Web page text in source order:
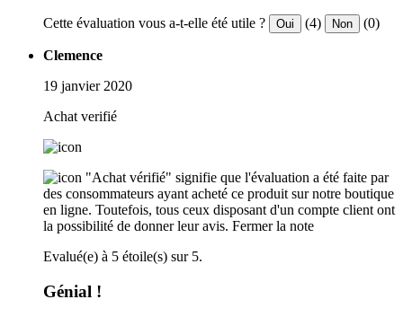
Cette évaluation vous a-t-elle été utile ? Oui (4) Non (0)
Clemence
19 janvier 2020
Achat verifié
"Achat vérifié" signifie que l'évaluation a été faite par
des consommateurs ayant acheté ce produit sur notre boutique
en ligne. Toutefois, tous ceux disposant d'un compte client ont
la possibilité de donner leur avis. Fermer la note
Evalué(e) à 5 étoile(s) sur 5.
Génial !